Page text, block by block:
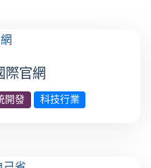
際官網
開發 科技行業